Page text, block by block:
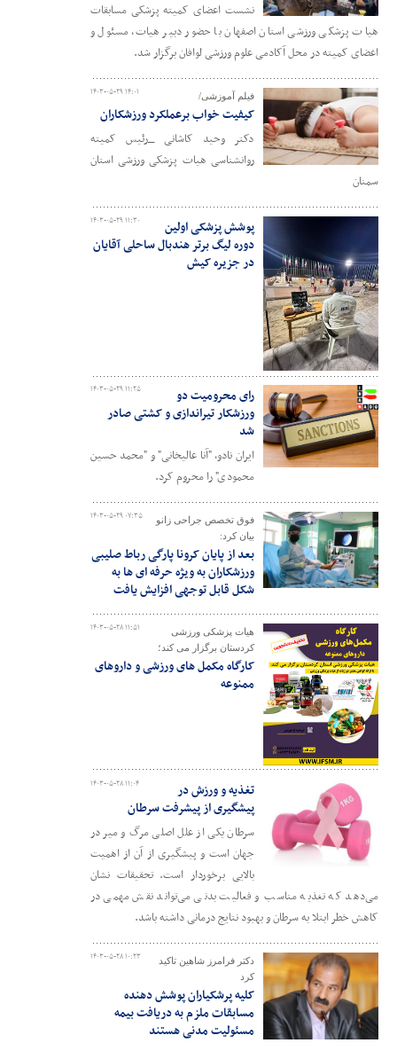
نشست اعضای کمیته پزشکی مسابقات
هیات پزشکی ورزشی استان اصفهان با حضور دبیر هیات، مسئول و
اعضای کمیته در محل آکادمی علوم ورزشی لوافان برگزار شد.
۱۴۰۳-۰۵-۲۹ ۱۴:۰۱ فیلم آموزشی/
کیفیت خواب برعملکرد ورزشکاران
دکتر وحید کاشانی _رئیس کمیته
روانشناسی هیات پزشکی ورزشی استان
سمنان
۱۴۰۳-۰۵-۲۹ ۱۱:۳۰
پوشش پزشکی اولین
دوره لیگ برتر هندبال ساحلی آقایان
در جزیره کیش
۱۴۰۳-۰۵-۲۹ ۱۱:۲۵
رای محرومیت دو
ورزشکار تیراندازی و کشتی صادر
شد
ایران نادو، "آنا عالیخانی" و "محمد حسین
محمودی" را محروم کرد.
۱۴۰۳-۰۵-۲۹ ۰۷:۳۵
فوق تخصص جراحی زانو
بیان کرد:
بعد از پایان کرونا پارگی رباط صلیبی
ورزشکاران به ویژه حرفه ای ها به
شکل قابل توجهی افزایش یافت
۱۴۰۳-۰۵-۲۸ ۱۱:۵۱
هیات پزشکی ورزشی
کردستان برگزار می کند؛
کارگاه مکمل های ورزشی و داروهای
ممنوعه
۱۴۰۳-۰۵-۲۸ ۱۱:۰۴
تغذیه و ورزش در
پیشگیری از پیشرفت سرطان
سرطان یکی از علل اصلی مرگ و میر در
جهان است و پیشگیری از آن از اهمیت
بالایی برخوردار است. تحقیقات نشان
می‌دهد که تغذیه مناسب و فعالیت بدنی می‌تواند نقش مهمی در
کاهش خطر ابتلا به سرطان و بهبود نتایج درمانی داشته باشد.
۱۴۰۳-۰۵-۲۸ ۱۰:۲۳
دکتر فرامرز شاهین تاکید
کرد
کلیه پرشکیاران پوشش دهنده
مسابقات ملزم به دریافت بیمه
مسئولیت مدنی هستند